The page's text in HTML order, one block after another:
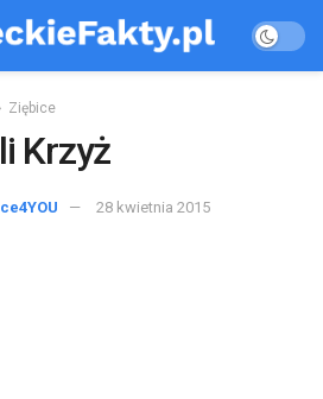
Ziębice
Krzyż
28 kwietnia 2015